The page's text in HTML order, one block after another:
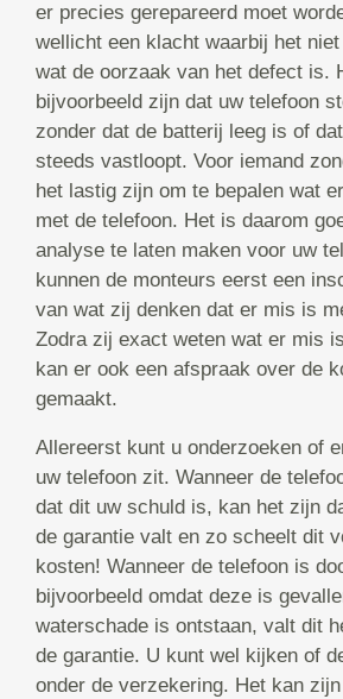
er precies gerepareerd moet
wellicht een klacht waarbij het
wat de oorzaak van het defect is.
bijvoorbeeld zijn dat uw telefoon
zonder dat de batterij leeg is of
steeds vastloopt. Voor iemand
het lastig zijn om te bepalen wat
met de telefoon. Het is daarom
analyse te laten maken voor uw
kunnen de monteurs eerst een
van wat zij denken dat er mis is
Zodra zij exact weten wat er mis
kan er ook een afspraak over de
gemaakt.
Allereerst kunt u onderzoeken of
uw telefoon zit. Wanneer de
dat dit uw schuld is, kan het zijn
de garantie valt en zo scheelt dit
kosten! Wanneer de telefoon is
bijvoorbeeld omdat deze is
waterschade is ontstaan, valt dit
de garantie. U kunt wel kijken of
onder de verzekering. Het kan